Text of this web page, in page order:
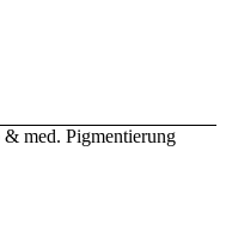
med. Pigmentierung